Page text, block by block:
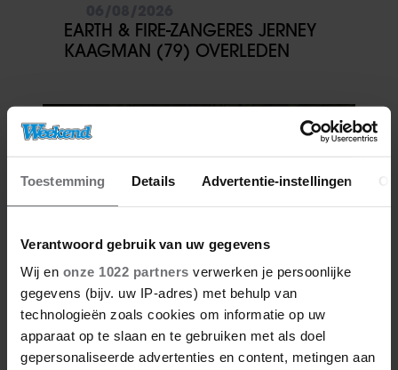
Toestemming Details Advertentie-instellingen
Verantwoord gebruik van uw gegevens
Wij en onze 1022 partners verwerken je persoonlijke
gegevens (bijv. uw IP-adres) met behulp van
technologieën zoals cookies om informatie op uw
apparaat op te slaan en te gebruiken met als doel
gepersonaliseerde advertenties en content, metingen aan
EARTH & FIRE-ZANGERES JERNEY
KAAGMAN (79) OVERLEDEN
06/08/2026
IJZIGE STRIJD KRIJGT BIZARRE
WENDING: YVES BERENDSE